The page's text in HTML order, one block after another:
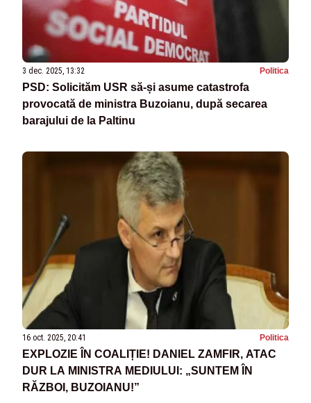
3 dec. 2025, 13:32 Politica
PSD: Solicităm USR să-și asume catastrofa
provocată de ministra Buzoianu, după secarea
barajului de la Paltinu
16 oct. 2025, 20:41 Politica
EXPLOZIE ÎN COALIȚIE! DANIEL ZAMFIR, ATAC
DUR LA MINISTRA MEDIULUI: „SUNTEM ÎN
RĂZBOI, BUZOIANU!”